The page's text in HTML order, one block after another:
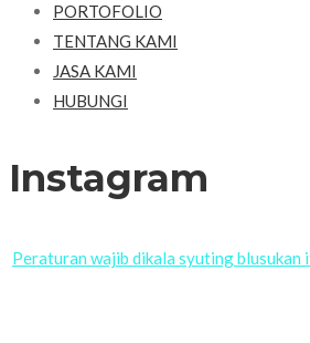
PORTOFOLIO
TENTANG KAMI
JASA KAMI
HUBUNGI
Instagram
Peraturan wajib dikala syuting blusukan